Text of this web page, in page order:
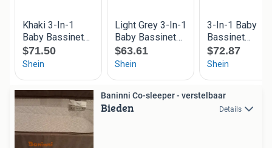
Baninni Co-sleeper - verstelbaar
Bieden Details